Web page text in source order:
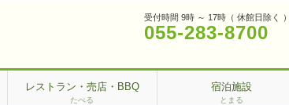
受付時間 9時 ～ 17時（ 休館日除く ）
055‐283‐8700
レストラン・売店・BBQ
たべる
宿泊施設
とまる